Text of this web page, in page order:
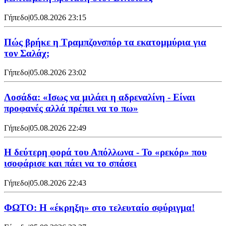
Γήπεδο|05.08.2026 23:15
Πώς βρήκε η Τραμπζονσπόρ τα εκατομμύρια για
τον Σαλάχ;
Γήπεδο|05.08.2026 23:02
Λοσάδα: «Ισως να μιλάει η αδρεναλίνη - Είναι
προφανές αλλά πρέπει να το πω»
Γήπεδο|05.08.2026 22:49
Η δεύτερη φορά του Απόλλωνα - Το «ρεκόρ» που
ισοφάρισε και πάει να το σπάσει
Γήπεδο|05.08.2026 22:43
ΦΩΤΟ: Η «έκρηξη» στο τελευταίο σφύριγμα!